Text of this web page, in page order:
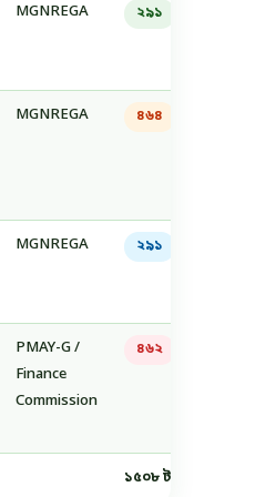
MGNREGA ২৯১
MGNREGA ৪৬৪
MGNREGA ২৯১
PMAY-G /
Finance
Commission
৪৬২
১৫০৮ টা